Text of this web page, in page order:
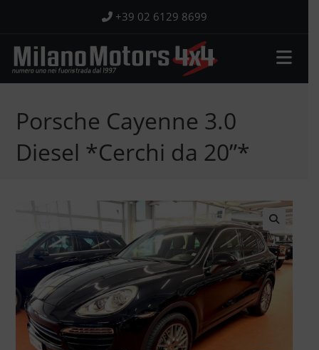
contenuto
+39 02 6129 8699
Porsche Cayenne 3.0
Diesel *Cerchi da 20”*
🔍